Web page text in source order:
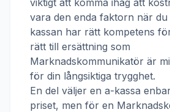
viktigt att komma ihåg att
vara den enda faktorn när du
kassan har rätt kompetens
rätt till ersättning som
Marknadskommunikatör är
för din långsiktiga trygghet.
En del väljer en a-kassa
priset, men för en